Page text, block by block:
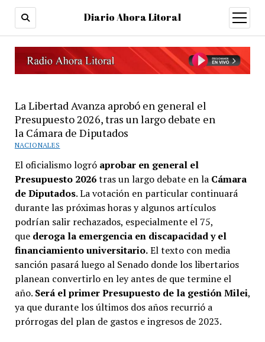
Diario Ahora Litoral
open
menu
La Libertad Avanza aprobó en general el
Presupuesto 2026, tras un largo debate en
la Cámara de Diputados
NACIONALES
El oficialismo logró aprobar en general el
Presupuesto 2026tras un largo debate en laCámara
de Diputados. La votación en particular continuará
durante las próximas horas y algunos artículos
podrían salir rechazados, especialmente el 75,
que deroga la emergencia en discapacidad y el
financiamiento universitario.El texto con media
sanción pasará luego al Senado donde los libertarios
planean convertirlo en ley antes de que termine el
año. Será el primer Presupuesto de la gestión Milei,
ya que durante los últimos dos años recurrió a
prórrogas del plan de gastos e ingresos de 2023.